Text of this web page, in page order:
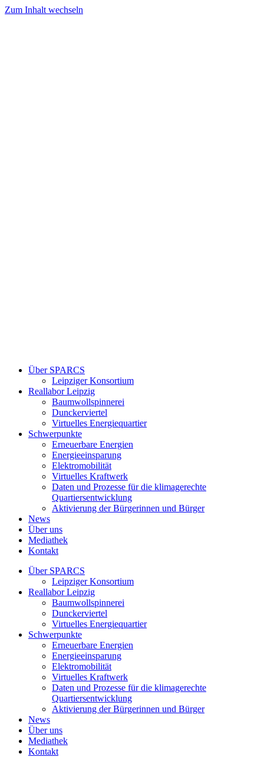
Zum Inhalt wechseln
Über SPARCS
Leipziger Konsortium
Reallabor Leipzig
Baumwollspinnerei
Dunckerviertel
Virtuelles Energiequartier
Schwerpunkte
Erneuerbare Energien
Energieeinsparung
Elektromobilität
Virtuelles Kraftwerk
Daten und Prozesse für die klimagerechte
Quartiersentwicklung
Aktivierung der Bürgerinnen und Bürger
News
Über uns
Mediathek
Kontakt
Über SPARCS
Leipziger Konsortium
Reallabor Leipzig
Baumwollspinnerei
Dunckerviertel
Virtuelles Energiequartier
Schwerpunkte
Erneuerbare Energien
Energieeinsparung
Elektromobilität
Virtuelles Kraftwerk
Daten und Prozesse für die klimagerechte
Quartiersentwicklung
Aktivierung der Bürgerinnen und Bürger
News
Über uns
Mediathek
Kontakt